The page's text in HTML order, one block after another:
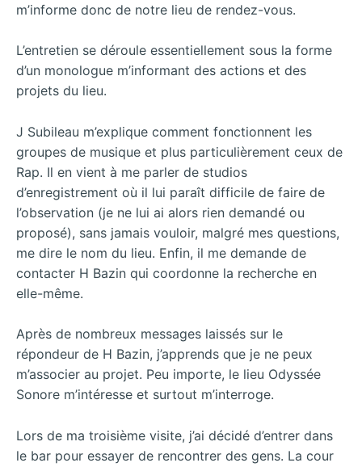
m’informe donc de notre lieu de rendez-vous.
L’entretien se déroule essentiellement sous la forme
d’un monologue m’informant des actions et des
projets du lieu.
J Subileau m’explique comment fonctionnent les
groupes de musique et plus particulièrement ceux de
Rap. Il en vient à me parler de studios
d’enregistrement où il lui paraît difficile de faire de
l’observation (je ne lui ai alors rien demandé ou
proposé), sans jamais vouloir, malgré mes questions,
me dire le nom du lieu. Enfin, il me demande de
contacter H Bazin qui coordonne la recherche en
elle-même.
Après de nombreux messages laissés sur le
répondeur de H Bazin, j’apprends que je ne peux
m’associer au projet. Peu importe, le lieu Odyssée
Sonore m’intéresse et surtout m’interroge.
Lors de ma troisième visite, j’ai décidé d’entrer dans
le bar pour essayer de rencontrer des gens. La cour